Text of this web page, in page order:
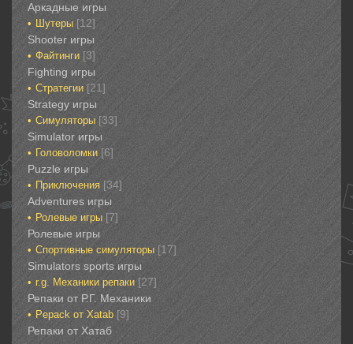
Аркадные игры
Шутеры‎ [12]
‎Shooter игры
Файтинги‎ [3]
Fighting игры
Стратегии‎ [21]
Strategy игры
Симуляторы‎ [33]
Simulator игры
Головоломки‎ [6]
Puzzle игры
Приключения‎ [34]
Adventures игры
Ролевые игры‎ [7]
Ролевые игры‎‎‎‎‎‎
Спортивные‎ симуляторы [17]
Simulators sports игры
r.g. Механики репаки [27]
Репаки от Р.Г. Механики
Рepack от Xatab [9]
Репаки от Хатаб